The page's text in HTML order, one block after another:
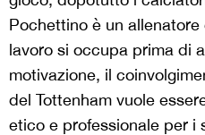
Pochettino è un
lavoro si occupa prima di
motivazione, il
del Tottenham vuole
etico e professionale per i